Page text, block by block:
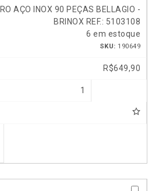
AÇO INOX 90 PEÇAS BELLAGIO -
BRINOX REF.: 5103108
6 em estoque
SKU: 190649
R$649,90
1